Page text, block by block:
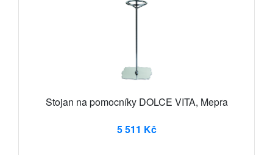
Stojan na pomocníky DOLCE VITA, Mepra
5 511 Kč